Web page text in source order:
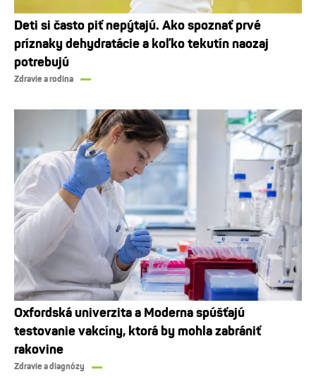
Deti si často piť nepýtajú. Ako spoznať prvé
príznaky dehydratácie a koľko tekutín naozaj
potrebujú
Zdravie a rodina
Oxfordská univerzita a Moderna spúšťajú
testovanie vakcíny, ktorá by mohla zabrániť
rakovine
Zdravie a diagnózy